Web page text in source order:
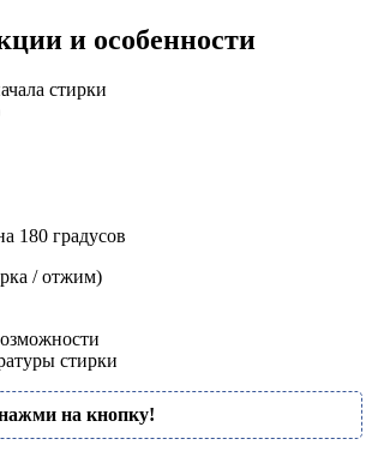
и особенности
стирки
180 градусов
/ отжим)
стирки
на кнопку!